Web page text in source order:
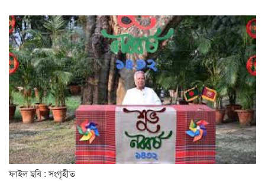
ফাইল ছবি : সংগৃহীত